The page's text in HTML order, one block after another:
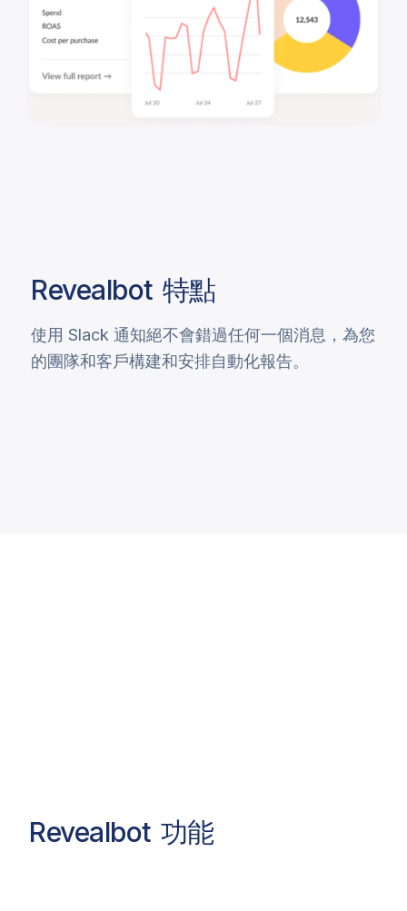
Revealbot 特點
使用 Slack 通知絕不會錯過任何一個消息，為您
的團隊和客戶構建和安排自動化報告。
Revealbot 功能